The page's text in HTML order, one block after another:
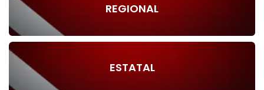
REGIONAL
ESTATAL